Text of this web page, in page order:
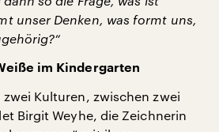
unser Denken, was formt uns,
im Kindergarten
zwei Kulturen, zwischen zwei
Birgit Weyhe, die Zeichnerin